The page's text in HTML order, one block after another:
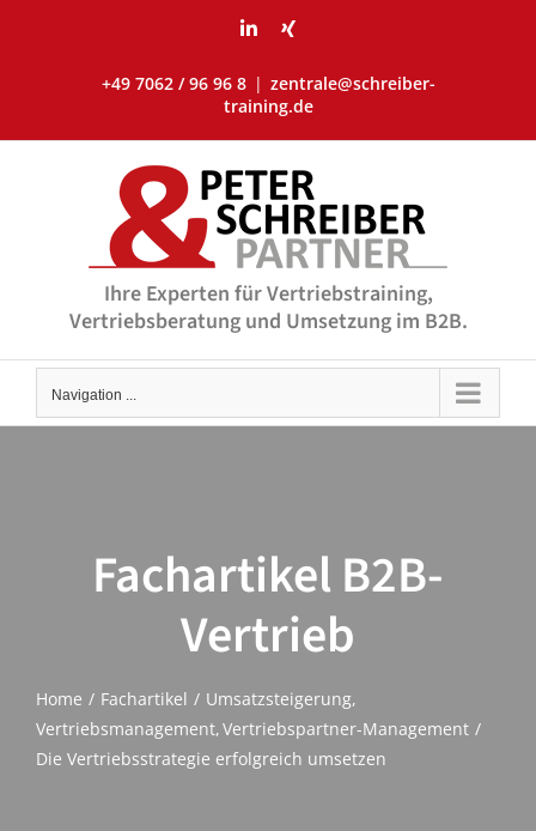
LinkedIn
Xing
+49 7062 / 96 96 8 | zentrale@schreiber-
training.de
Ihre Experten für Vertriebstraining,
Vertriebsberatung und Umsetzung im B2B.
Navigation ...
Fachartikel B2B-
Vertrieb
Home Fachartikel
Umsatzsteigerung
Vertriebsmanagement Vertriebspartner-Management
Die Vertriebsstrategie erfolgreich umsetzen